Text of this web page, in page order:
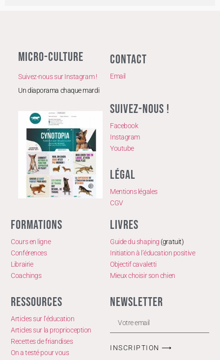
MICRO-CULTURE
Suivez-nous sur Instagram !
Un diaporama chaque mardi
CONTACT
Email
SUIVEZ-NOUS !
Facebook
Instagram
Youtube
LÉGAL
Mentions légales
CGV
FORMATIONS
Cours en ligne
Conférences
Librairie
Coachings
RESSOURCES
Articles sur l’éducation
Articles sur la proprioception
Recettes de friandises
On a testé pour vous
LIVRES
Guide du shaping (gratuit)
Initiation à l’éducation positive
Objectif cavaletti
Mieux choisir son chien
NEWSLETTER
INSCRIPTION ⟶